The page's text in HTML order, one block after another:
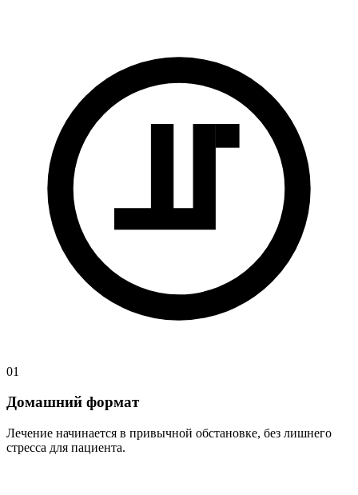
01
Домашний формат
Лечение начинается в привычной обстановке, без лишнего
стресса для пациента.